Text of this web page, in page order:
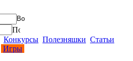
Конкурсы Полезняшки Статьи
Игры